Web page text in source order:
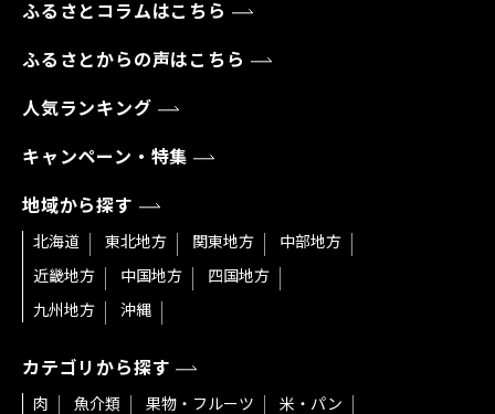
ふるさとコラムはこちら
ふるさとからの声はこちら
人気ランキング
キャンペーン・特集
地域から探す
北海道 東北地方 関東地方
中部地方
近畿地方
中国地方
四国地方
九州地方
沖縄
カテゴリから探す
肉 魚介類 果物・フルーツ
米・パン